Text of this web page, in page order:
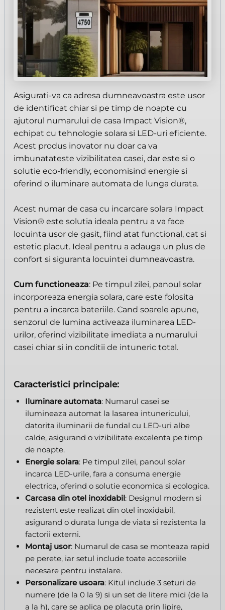
Asigurati-va ca adresa dumneavoastra este usor
de identificat chiar si pe timp de noapte cu
ajutorul numarului de casa Impact Vision®,
echipat cu tehnologie solara si LED-uri eficiente.
Acest produs inovator nu doar ca va
imbunatateste vizibilitatea casei, dar este si o
solutie eco-friendly, economisind energie si
oferind o iluminare automata de lunga durata.
Acest numar de casa cu incarcare solara Impact
Vision® este solutia ideala pentru a va face
locuinta usor de gasit, fiind atat functional, cat si
estetic placut. Ideal pentru a adauga un plus de
confort si siguranta locuintei dumneavoastra.
Cum functioneaza: Pe timpul zilei, panoul solar
incorporeaza energia solara, care este folosita
pentru a incarca bateriile. Cand soarele apune,
senzorul de lumina activeaza iluminarea LED-
urilor, oferind vizibilitate imediata a numarului
casei chiar si in conditii de intuneric total.
Caracteristici principale:
Iluminare automata: Numarul casei se
ilumineaza automat la lasarea intunericului,
datorita iluminarii de fundal cu LED-uri albe
calde, asigurand o vizibilitate excelenta pe timp
de noapte.
Energie solara: Pe timpul zilei, panoul solar
incarca LED-urile, fara a consuma energie
electrica, oferind o solutie economica si ecologica.
Carcasa din otel inoxidabil: Designul modern si
rezistent este realizat din otel inoxidabil,
asigurand o durata lunga de viata si rezistenta la
factorii externi.
Montaj usor: Numarul de casa se monteaza rapid
pe perete, iar setul include toate accesoriile
necesare pentru instalare.
Personalizare usoara: Kitul include 3 seturi de
numere (de la 0 la 9) si un set de litere mici (de la
a la h), care se aplica pe placuta prin lipire,